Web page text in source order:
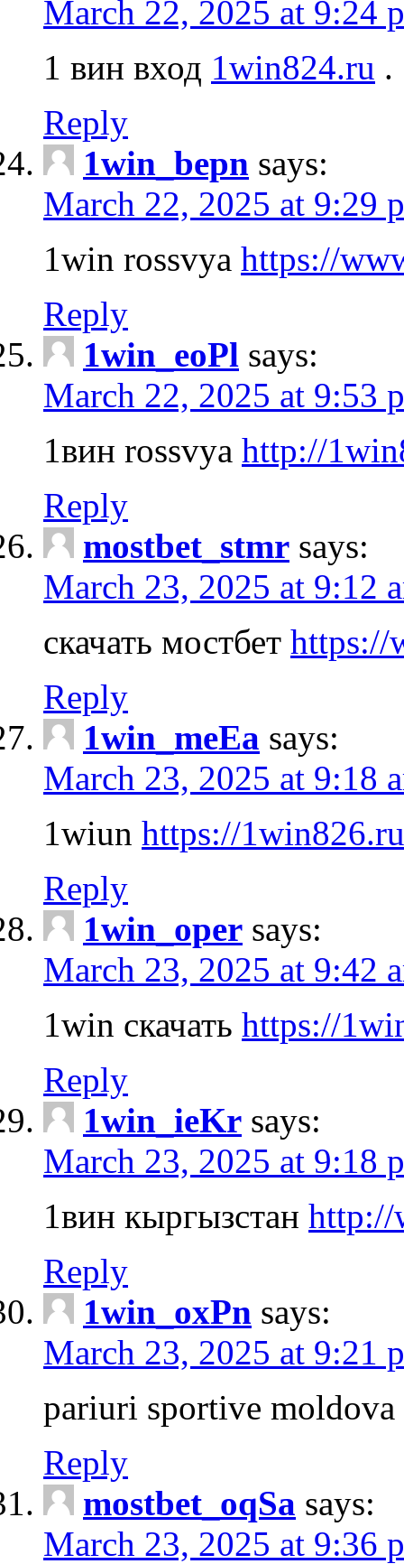
March 22, 2025 at 9:24
1 вин вход 1win824.ru .
Reply
1win_bepn says:
March 22, 2025 at 9:29
1win rossvya https://
Reply
1win_eoPl says:
March 22, 2025 at 9:53
1вин rossvya http://
Reply
mostbet_stmr says:
March 23, 2025 at 9:12
скачать мостбет https://
Reply
1win_meEa says:
March 23, 2025 at 9:18
1wiun https://1win826.ru
Reply
1win_oper says:
March 23, 2025 at 9:42
1win скачать https://
Reply
1win_ieKr says:
March 23, 2025 at 9:18
1вин кыргызстан http://
Reply
1win_oxPn says:
March 23, 2025 at 9:21
pariuri sportive moldova
Reply
mostbet_oqSa says:
March 23, 2025 at 9:36